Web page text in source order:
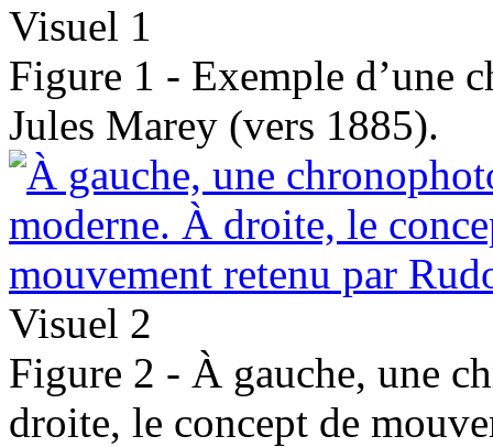
Visuel 1
Figure 1 - Exemple d’une
Jules Marey (vers 1885).
Visuel 2
Figure 2 - À gauche, une
droite, le concept de